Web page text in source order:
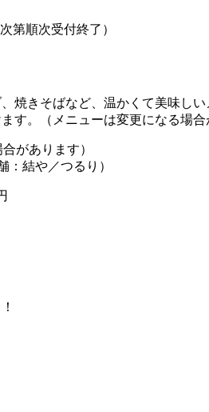
第順次受付終了）
焼きそばなど、温かくて美味し
す。（メニューは変更になる場合
があります）
：結や／つるり）